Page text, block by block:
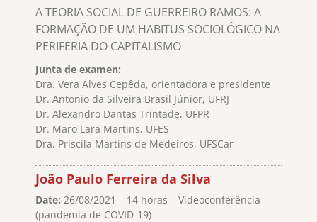
A TEORIA SOCIAL DE GUERREIRO RAMOS: A
FORMAÇÃO DE UM HABITUS SOCIOLÓGICO NA
PERIFERIA DO CAPITALISMO
Junta de examen:
Dra. Vera Alves Cepêda, orientadora e presidente
Dr. Antonio da Silveira Brasil Júnior, UFRJ
Dr. Alexandro Dantas Trintade, UFPR
Dr. Maro Lara Martins, UFES
Dra. Priscila Martins de Medeiros, UFSCar
João Paulo Ferreira da Silva
Date: 26/08/2021 – 14 horas – Videoconferência
(pandemia de COVID-19)